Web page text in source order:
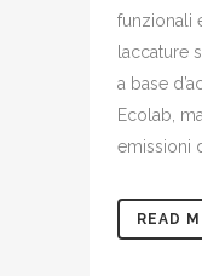
funzionali
laccature
a base
Ecolab,
emissioni
READ